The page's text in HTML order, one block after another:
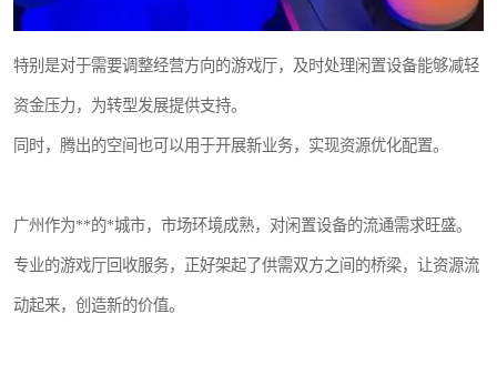
特别是对于需要调整经营方向的游戏厅，及时处理闲置设备能够减轻
资金压力，为转型发展提供支持。
同时，腾出的空间也可以用于开展新业务，实现资源优化配置。
广州作为**的*城市，市场环境成熟，对闲置设备的流通需求旺盛。
专业的游戏厅回收服务，正好架起了供需双方之间的桥梁，让资源流
动起来，创造新的价值。